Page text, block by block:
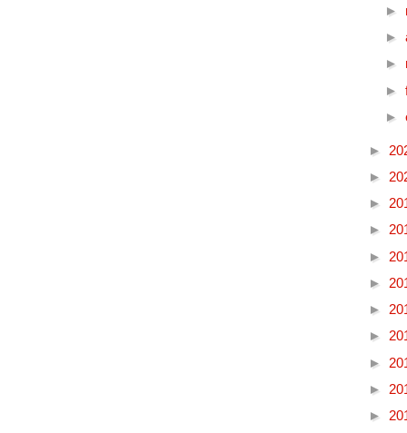
►
►
►
►
►
►
►
►
►
►
►
►
►
►
►
►